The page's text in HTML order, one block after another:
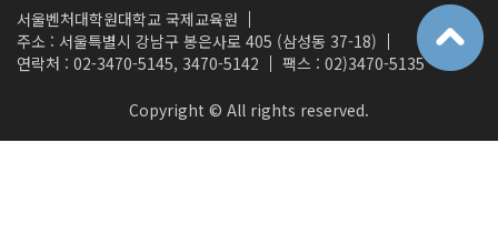
서울벤처대학원대학교 국제교육원
주소 : 서울특별시 강남구 봉은사로 405 (삼성동 37-18)
연락처 : 02-3470-5145, 3470-5142
팩스 : 02)3470-5135
Copyright © All rights reserved.